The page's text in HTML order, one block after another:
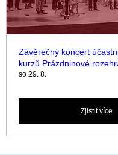
Závěrečný koncert
kurzů Prázdninové
so 29. 8.
Zjistit více